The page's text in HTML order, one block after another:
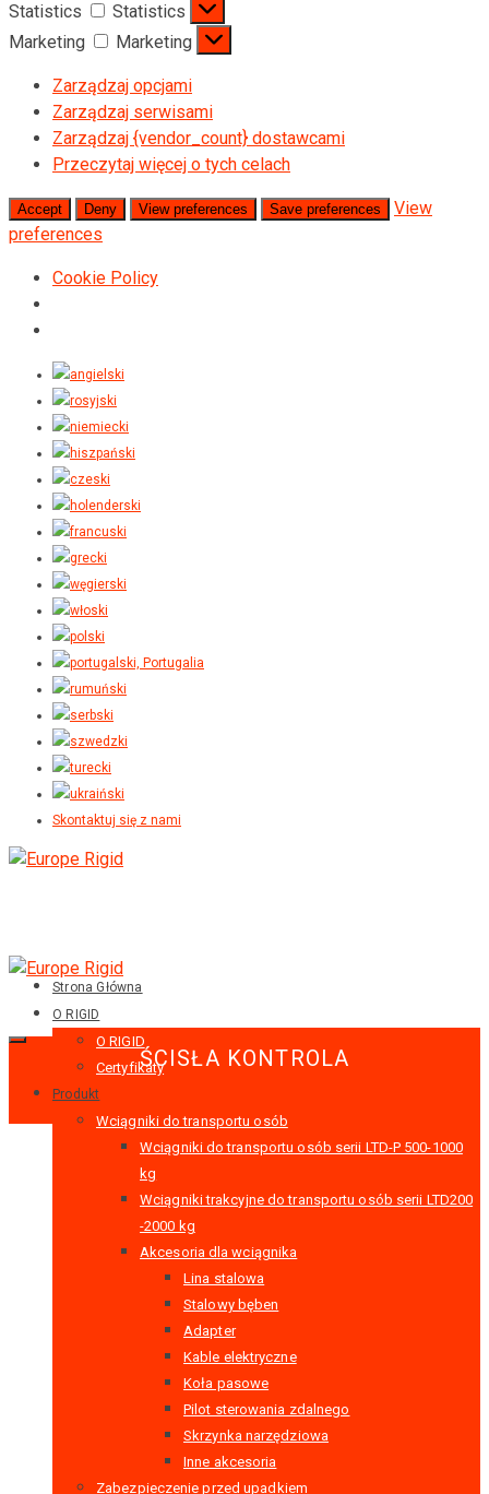
Statistics
Statistics
Marketing
Marketing
Zarządzaj opcjami
Zarządzaj serwisami
Zarządzaj {vendor_count} dostawcami
Przeczytaj więcej o tych celach
Accept Deny View preferences Save preferences
View
preferences
Cookie Policy
Skontaktuj się z nami
Strona Główna
O RIGID
O RIGID
Certyfikaty
Produkt
Wciągniki do transportu osób
Wciągniki do transportu osób serii LTD-P 500-1000
kg
Wciągniki trakcyjne do transportu osób serii LTD200
-2000 kg
Akcesoria dla wciągnika
Lina stalowa
Stalowy bęben
Adapter
Kable elektryczne
Koła pasowe
Pilot sterowania zdalnego
Skrzynka narzędziowa
Inne akcesoria
Zabezpieczenie przed upadkiem
ŚCISŁA KONTROLA